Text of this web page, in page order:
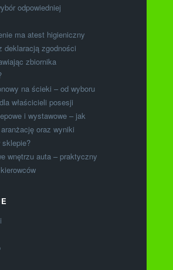
odpowiedniej
ma atest higieniczny
deklaracją zgodności
zbiornika
na ścieki – od wyboru
właścicieli posesji
i wystawowe – jak
oraz wyniki
wnętrzu auta – praktyczny